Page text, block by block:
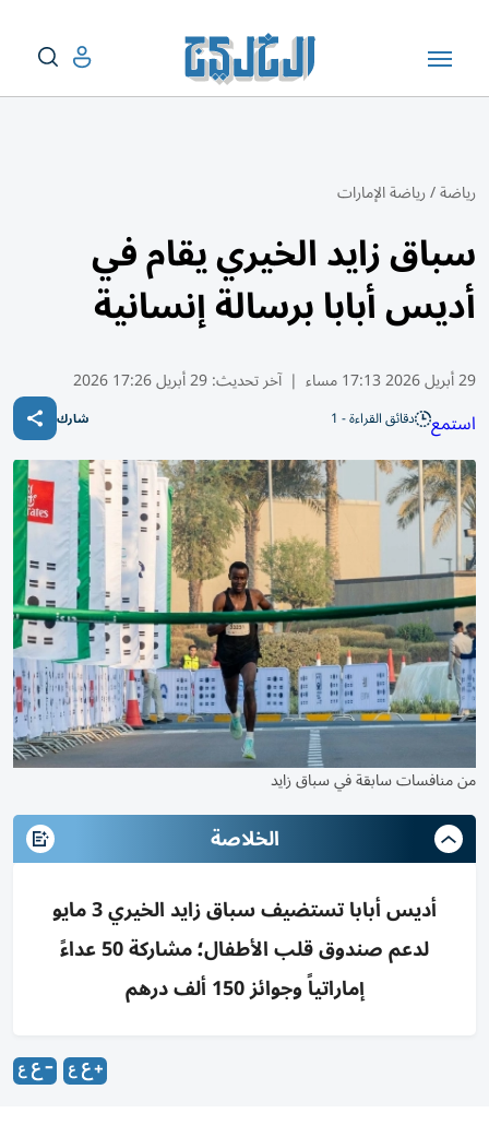
رياضة/رياضة الإمارات
سباق زايد الخيري يقام في
أديس أبابا برسالة إنسانية
29 أبريل 2026 17:13 مساء | آخر تحديث:29 أبريل 17:26 2026
استمع دقائق القراءة - 1 شارك
من منافسات سابقة في سباق زايد
الخلاصة
أديس أبابا تستضيف سباق زايد الخيري 3 مايو
لدعم صندوق قلب الأطفال؛ مشاركة 50 عداءً
إماراتياً وجوائز 150 ألف درهم